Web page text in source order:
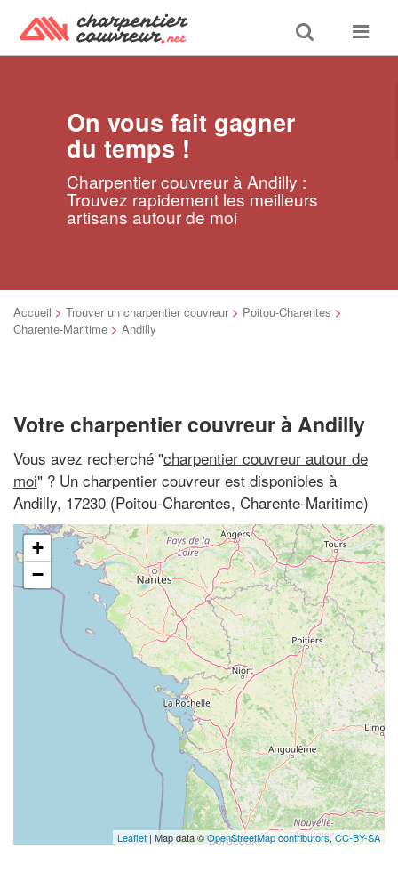
Toggle
search
Toggle
On vous fait gagner
du temps !
Charpentier couvreur à Andilly :
Trouvez rapidement les meilleurs
artisans autour de moi
Accueil > Trouver un charpentier couvreur > Poitou-Charentes >
Charente-Maritime > Andilly
Votre charpentier couvreur à Andilly
Vous avez recherché "charpentier couvreur autour de
moi" ? Un charpentier couvreur est disponibles à
Andilly, 17230 (Poitou-Charentes, Charente-Maritime)
+
−
Leaflet | Map data ©OpenStreetMap contributors,CC-BY-SA